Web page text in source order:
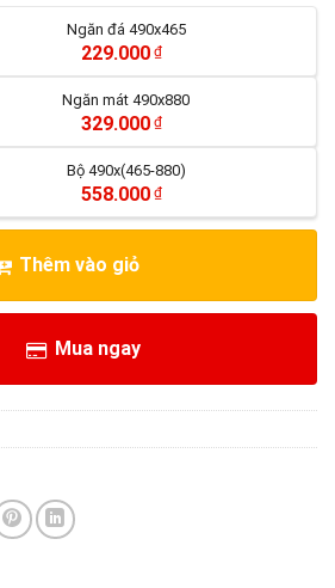
Ngăn đá 490x465
229.000 ₫
Ngăn mát 490x880
329.000 ₫
Bộ 490x(465-880)
558.000 ₫
Thêm vào giỏ
Mua ngay